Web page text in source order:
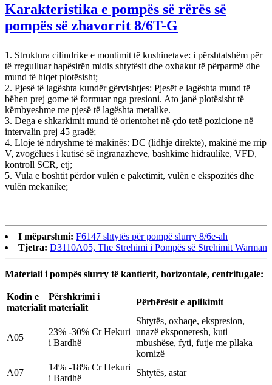
Karakteristika e pompës së rërës së
pompës së zhavorrit 8/6T-G
1. Struktura cilindrike e montimit të kushinetave: i përshtatshëm për
të rregulluar hapësirën midis shtytësit dhe oxhakut të përparmë dhe
mund të hiqet plotësisht;
2. Pjesë të lagështa kundër gërvishtjes: Pjesët e lagështa mund të
bëhen prej gome të formuar nga presioni. Ato janë plotësisht të
këmbyeshme me pjesë të lagështa metalike.
3. Dega e shkarkimit mund të orientohet në çdo tetë pozicione në
intervalin prej 45 gradë;
4. Lloje të ndryshme të makinës: DC (lidhje direkte), makinë me rrip
V, zvogëlues i kutisë së ingranazheve, bashkime hidraulike, VFD,
kontroll SCR, etj;
5. Vula e boshtit përdor vulën e paketimit, vulën e ekspozitës dhe
vulën mekanike;
I mëparshmi: F6147 shtytës për pompë slurry 8/6e-ah
Tjetra: D3110A05, The Strehimi i Pompës së Strehimit Warman
Materiali i pompës slurry të kantierit, horizontale, centrifugale:
Kodin e
materialit
Përshkrimi i
materialit
Përbërësit e aplikimit
A05
23% -30% Cr Hekuri
i Bardhë
Shtytës, oxhaqe, ekspresion,
unazë eksponeresh, kuti
mbushëse, fyti, futje me pllaka
kornizë
A07
14% -18% Cr Hekuri
i Bardhë
Shtytës, astar